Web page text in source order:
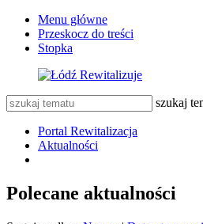
Menu główne
Przeskocz do treści
Stopka
szukaj
Portal Rewitalizacja
Aktualności
Polecane aktualności